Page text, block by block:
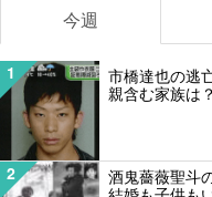
今週
1
市橋達也の逃
親含む家族は？
2
酒鬼薔薇聖斗